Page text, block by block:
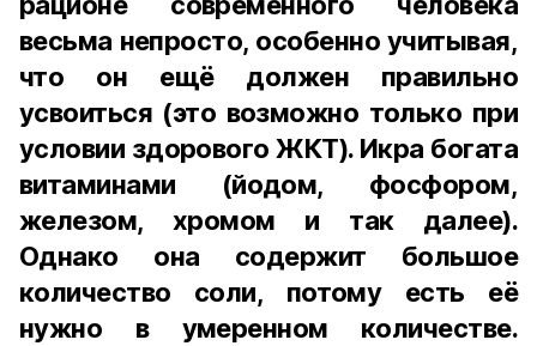
весьма непросто, особенно учитывая,
что он ещё должен правильно
усвоиться (это возможно только при
условии здорового ЖКТ). Икра богата
витаминами (йодом, фосфором,
железом, хромом и так далее).
Однако она содержит большое
количество соли, потому есть её
нужно в умеренном количестве.